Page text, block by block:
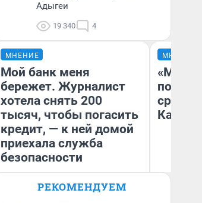
Адыгеи
19 340 4
МНЕНИЕ
Мой банк меня
бережет. Журналист
хотела снять 200
тысяч, чтобы погасить
кредит, — к ней домой
приехала служба
безопасности
Ксения Владимирская
МНЕНИЕ
РЕКОМЕНДУЕМ